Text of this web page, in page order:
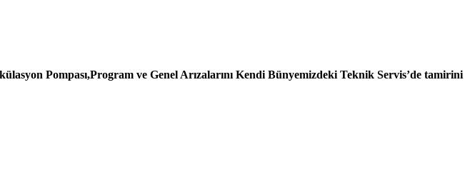
Pompası,Program ve Genel Arızalarını Kendi Bünyemizdeki Teknik Servis’de tamirini